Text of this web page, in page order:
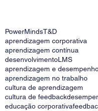
PowerMindsT&D
aprendizagem corporativa
aprendizagem contínua
desenvolvimentoLMS
aprendizagem e
aprendizagem no trabalho
cultura de aprendizagem
cultura de feedback
educação corporativa